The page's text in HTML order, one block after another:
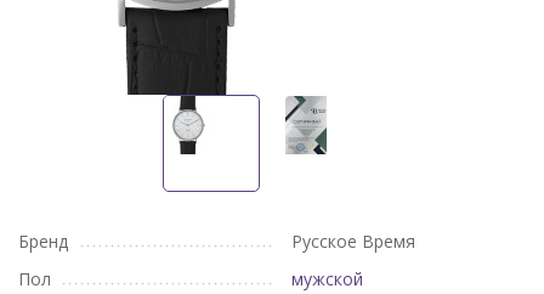
Бренд
Русское Время
Пол
мужской